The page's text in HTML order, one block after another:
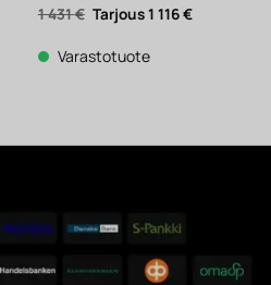
1 431€ Alkuperäinen
hinta
1
431 €.
1 116€Nykyinen
Varastotuote